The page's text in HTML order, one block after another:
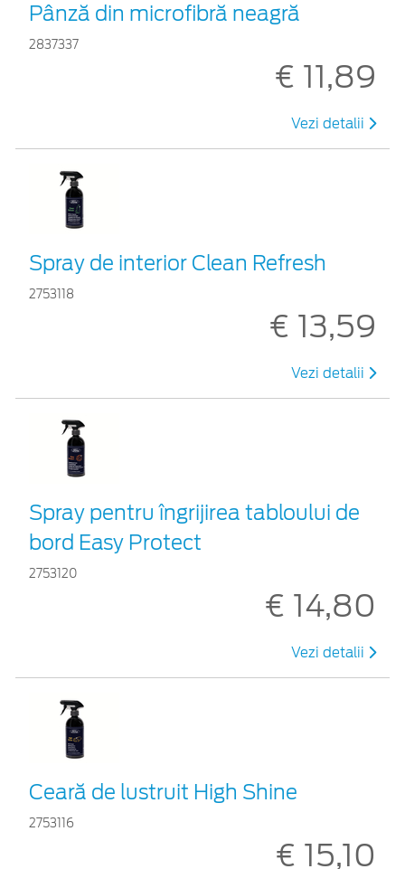
Pânză din microfibră neagră
2837337
€ 11,89
Vezi detalii
Spray de interior Clean Refresh
2753118
€ 13,59
Vezi detalii
Spray pentru îngrijirea tabloului de
bord Easy Protect
2753120
€ 14,80
Vezi detalii
Ceară de lustruit High Shine
2753116
€ 15,10